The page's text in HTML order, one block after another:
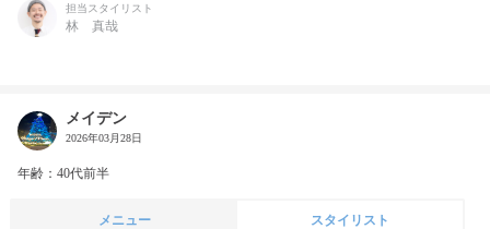
担当スタイリスト
林 真哉
メイデン
2026年03月28日
年齢：40代前半
メニュー スタイリスト